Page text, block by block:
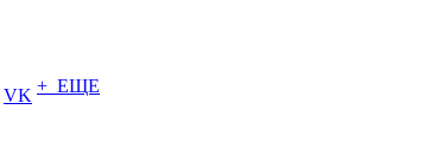
VK + ЕЩЕ